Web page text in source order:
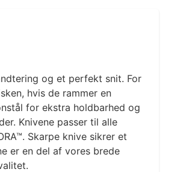
og et perfekt snit. For
hvis de rammer en
for ekstra holdbarhed og
Knivene passer til alle
Skarpe knive sikrer et
er en del af vores brede